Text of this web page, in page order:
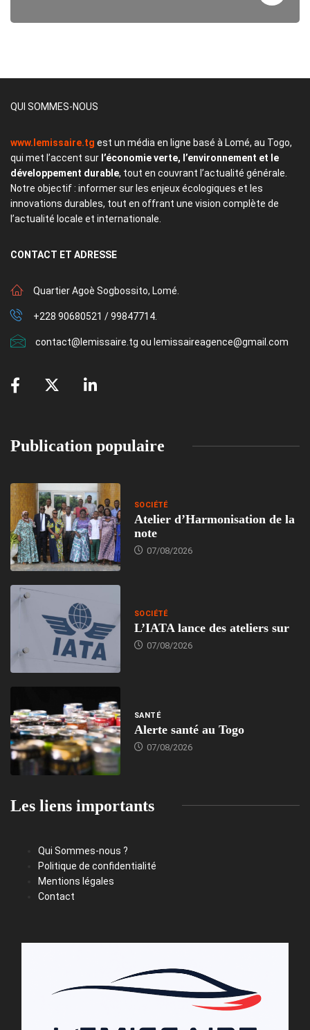
QUI SOMMES-NOUS
www.lemissaire.tg est un média en ligne basé à Lomé, au Togo,
qui met l’accent sur l’économie verte, l’environnement et le
développement durable, tout en couvrant l’actualité générale.
Notre objectif : informer sur les enjeux écologiques et les
innovations durables, tout en offrant une vision complète de
l’actualité locale et internationale.
CONTACT ET ADRESSE
Quartier Agoè Sogbossito, Lomé.
+228 90680521 / 99847714.
contact@lemissaire.tg ou lemissaireagence@gmail.com
Publication populaire
SOCIÉTÉ
Atelier d’Harmonisation de la
note
07/08/2026
SOCIÉTÉ
L’IATA lance des ateliers sur
07/08/2026
SANTÉ
Alerte santé au Togo
07/08/2026
Les liens importants
Qui Sommes-nous ?
Politique de confidentialité
Mentions légales
Contact